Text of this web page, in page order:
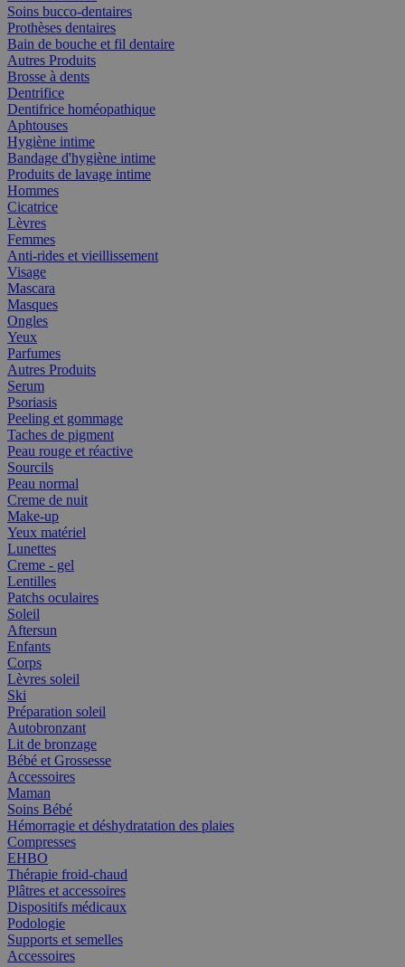
Soins bucco-dentaires
Prothèses dentaires
Bain de bouche et fil dentaire
Autres Produits
Brosse à dents
Dentrifice
Dentifrice homéopathique
Aphtouses
Hygiène intime
Bandage d'hygiène intime
Produits de lavage intime
Hommes
Cicatrice
Lèvres
Femmes
Anti-rides et vieillissement
Visage
Mascara
Masques
Ongles
Yeux
Parfumes
Autres Produits
Serum
Psoriasis
Peeling et gommage
Taches de pigment
Peau rouge et réactive
Sourcils
Peau normal
Creme de nuit
Make-up
Yeux matériel
Lunettes
Creme - gel
Lentilles
Patchs oculaires
Soleil
Aftersun
Enfants
Corps
Lèvres soleil
Ski
Préparation soleil
Autobronzant
Lit de bronzage
Bébé et Grossesse
Accessoires
Maman
Soins Bébé
Hémorragie et déshydratation des plaies
Compresses
EHBO
Thérapie froid-chaud
Plâtres et accessoires
Dispositifs médicaux
Podologie
Supports et semelles
Accessoires